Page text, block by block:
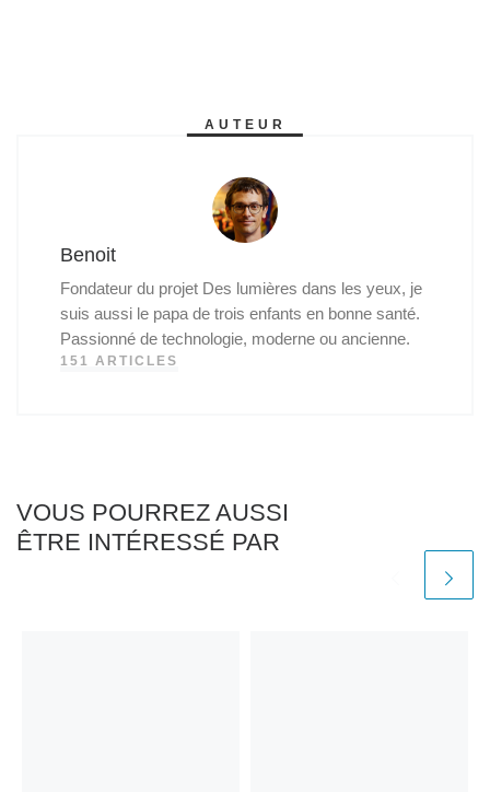
AUTEUR
Benoit
Fondateur du projet Des lumières dans les yeux, je
suis aussi le papa de trois enfants en bonne santé.
Passionné de technologie, moderne ou ancienne.
151 ARTICLES
VOUS POURREZ AUSSI
ÊTRE INTÉRESSÉ PAR